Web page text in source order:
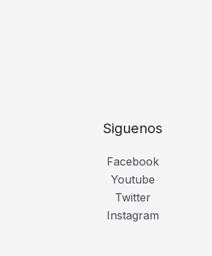
Siguenos
Facebook
Youtube
Twitter
Instagram